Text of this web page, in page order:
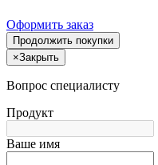
Оформить заказ
Продолжить покупки
×Закрыть
Вопрос специалисту
Продукт
Ваше имя